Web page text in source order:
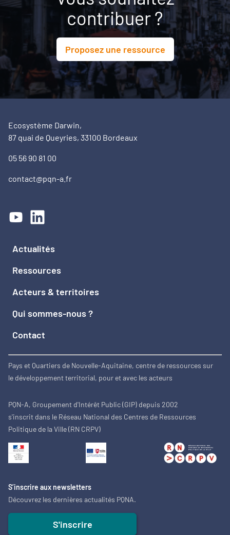
contribuer ?
Proposez une ressource
Ecosystème Darwin,
87 quai de Queyries, 33100 Bordeaux
05 56 90 81 00
contact@pqn-a.fr
Actualités
Ressources
Acteurs & territoires
Qui sommes-nous ?
Contact
Pays et Quartiers de Nouvelle-Aquitaine, centre de ressources sur
le développement territorial, pour et avec les acteurs
PQN-A, Groupement d'Intérêt Public (GIP) depuis 2002
s'inscrit dans le Réseau National des Centres de Ressources
Politique de la Ville (RN CRPV)
S’inscrire aux newsletters
Découvrez les dernières actualités PQNA.
S'inscrire